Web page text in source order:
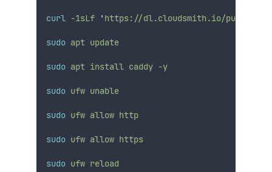
curl -1sLf ' https://dl.cloudsmith.io/public/
sudo apt update
sudo apt install caddy -y
sudo ufw unable
sudo ufw allow http
sudo ufw allow https
sudo ufw reload